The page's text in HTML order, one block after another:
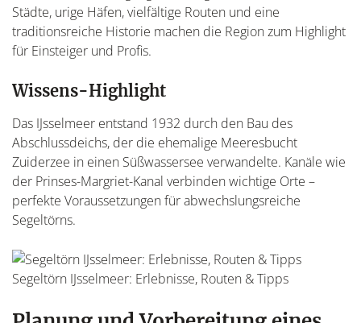
Städte, urige Häfen, vielfältige Routen und eine
traditionsreiche Historie machen die Region zum Highlight
für Einsteiger und Profis.
Wissens-Highlight
Das IJsselmeer entstand 1932 durch den Bau des
Abschlussdeichs, der die ehemalige Meeresbucht
Zuiderzee in einen Süßwassersee verwandelte. Kanäle wie
der Prinses-Margriet-Kanal verbinden wichtige Orte –
perfekte Voraussetzungen für abwechslungsreiche
Segeltörns.
Segeltörn IJsselmeer: Erlebnisse, Routen & Tipps